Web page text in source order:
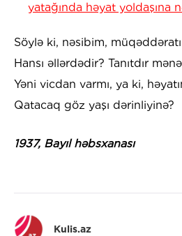
yatağında həyat yoldaşına
Söylə ki, nəsibim,
Hansı əllərdədir? Tanıtdır
Yəni vicdan varmı, ya ki,
Qatacaq göz yaşı dərinliyinə?
1937, Bayıl həbsxanası
Kulis.az